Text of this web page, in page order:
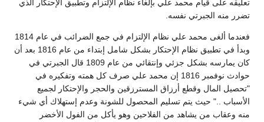
تعليقه على قيام محمد علي بإلغاء نظام الإلتزام وتطبيق الإحتكار الذي
تضرر منه الجبرتي نفسه.
فعندما ألغى محمد علي نظام الإلتزام في جمع الضرائب في عام 1814
وبدأ في تطبيق نظام الإحتكار بشكل شامل إبتداء من عام 1816 بعد أن
كان يمارسه بشكل جزئي وإنتقائي من عام 1809 قال الجبرتي في
حوادث نوفمبر 1816 إن محمد علي صرف كل همته وتفكيره في
"تحصيل المال وقطع أرزاق المسترزقين والحجر والإحتكار لجميع
الأسباب .." حيث يتم تسليم المحصول للشونة وعدم إستهلاك أي شيء
منه وعقاب من يشاهد من الفلاحين وهو يأكل من الفول الأخضر